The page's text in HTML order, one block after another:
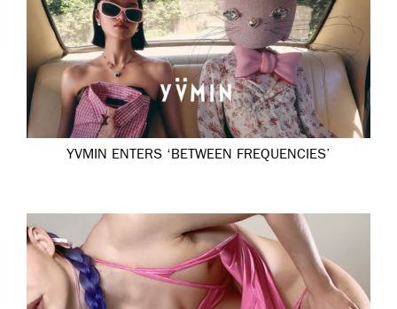
YVMIN ENTERS ‘BETWEEN FREQUENCIES’